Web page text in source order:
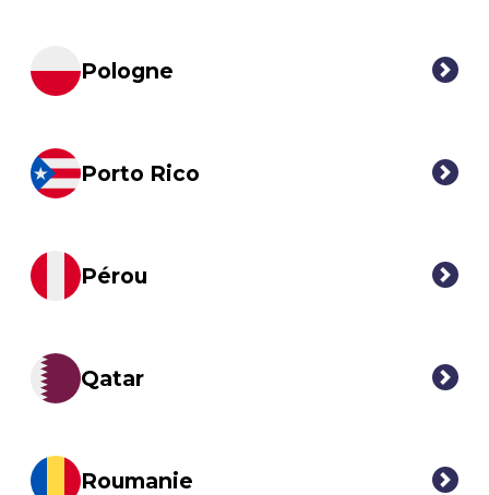
Pologne
Porto Rico
Pérou
Qatar
Roumanie